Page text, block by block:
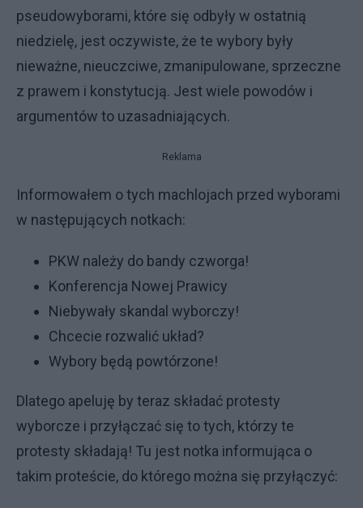
pseudowyborami, które się odbyły w ostatnią
niedzielę, jest oczywiste, że te wybory były
nieważne, nieuczciwe, zmanipulowane, sprzeczne
z prawem i konstytucją. Jest wiele powodów i
argumentów to uzasadniających.
Reklama
Informowałem o tych machlojach przed wyborami
w następujących notkach:
PKW należy do bandy czworga!
Konferencja Nowej Prawicy
Niebywały skandal wyborczy!
Chcecie rozwalić układ?
Wybory będą powtórzone!
Dlatego apeluję by teraz składać protesty
wyborcze i przyłączać się to tych, którzy te
protesty składają! Tu jest notka informująca o
takim proteście, do którego można się przyłączyć: